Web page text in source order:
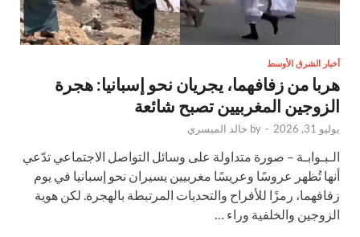
أخبار الشرق الأوسط
هربا من زفافهما، يجريان نحو إسبانيا: هجرة
الزوجين المغربيين تصبح شائعة
يوليو 31, 2026 -
by خالد الميسري
الـبـوابـة – صورة متداولة على وسائل التواصل الاجتماعي تدّعي
أنها تُظهر عروسًا وعريسًا مغربيين يسيران نحو إسبانيا في يوم
زفافهما، رمزًا للأفراح والتحديات المرتبطة بالهجرة. لكن هوية
الزوجين والخلفية وراء …